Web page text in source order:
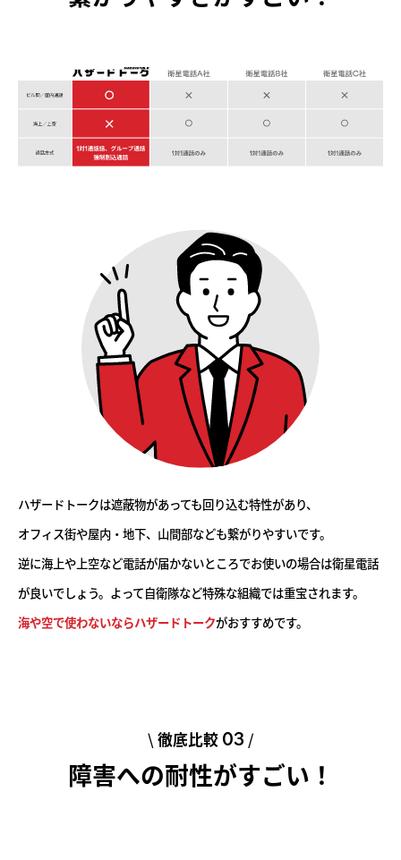
ハザードトークは遮蔽物があっても回り込む特性があり、
オフィス街や屋内・地下、山間部なども繋がりやすいです。
逆に海上や上空など電話が届かないところでお使いの場合は衛星電話
が良いでしょう。よって自衛隊など特殊な組織では重宝されます。
海や空で使わないならハザードトークがおすすめです。
\ 徹底比較 03 /
障害への耐性がすごい！